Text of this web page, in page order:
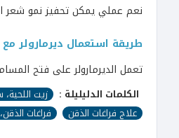
نعم عملي يمكن تحفيز نمو شعر
طريقة استعمال ديرمارولر مع
تعمل الديرمارولر على فتح المسامات وتحفيز نمو
الكلمات الدليليلة : زيت
علاج فراغات الذقن
فراغات